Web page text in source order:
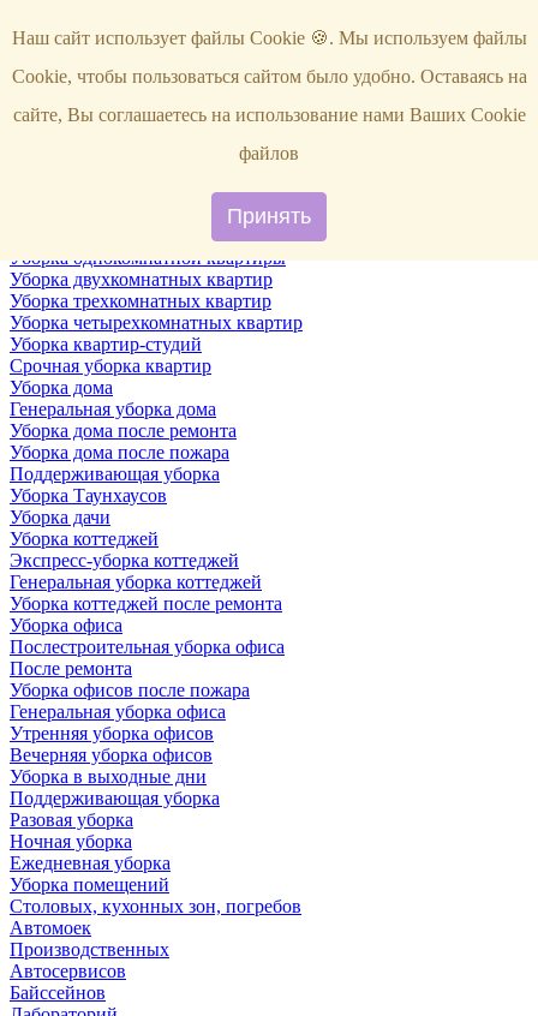
Уборка
Уборка снега
ВИП-уборка
Уборка квартир
Генеральная уборка квартир
Уборка квартир один раз в неделю
Поддерживающая уборка квартиры
Уборка квартир после пожара
Уборка однокомнатной квартиры
Уборка двухкомнатных квартир
Уборка трехкомнатных квартир
Уборка четырехкомнатных квартир
Уборка квартир-студий
Срочная уборка квартир
Уборка дома
Генеральная уборка дома
Уборка дома после ремонта
Уборка дома после пожара
Поддерживающая уборка
Уборка Таунхаусов
Уборка дачи
Уборка коттеджей
Экспресс-уборка коттеджей
Генеральная уборка коттеджей
Уборка коттеджей после ремонта
Уборка офиса
Послестроительная уборка офиса
После ремонта
Уборка офисов после пожара
Генеральная уборка офиса
Утренняя уборка офисов
Вечерняя уборка офисов
Уборка в выходные дни
Поддерживающая уборка
Разовая уборка
Ночная уборка
Ежедневная уборка
Уборка помещений
Столовых, кухонных зон, погребов
Автомоек
Производственных
Автосервисов
Байссейнов
Наш сайт использует файлы Cookie 🍪. Мы используем файлы
Cookie, чтобы пользоваться сайтом было удобно. Оставаясь на
сайте, Вы соглашаетесь на использование нами Ваших Cookie
файлов
Принять